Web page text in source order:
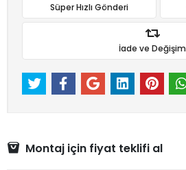
Süper Hızlı Gönderi
İade ve Değişim
Montaj için fiyat teklifi al